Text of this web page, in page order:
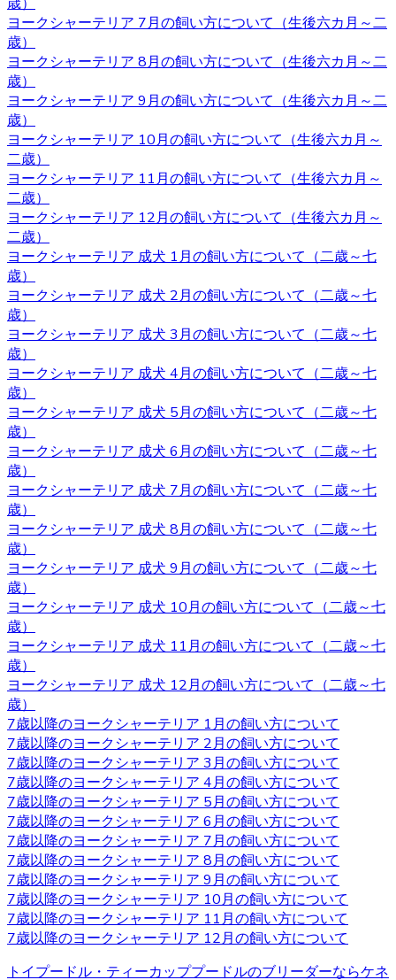
行ってあげられるか不安な人にもおすすめです。しかし、
ヨークシャテリアのストレス発散のためにも、週何回かは
軽めの散歩に連れていってあげるのが良いでしょう。何か
わからないことがありましたら、ヨークシャーテリア専門
のブリーダー・ベベドール にご相談ください。
2020.10.23
ブリーダーから子犬をお迎えする利点は、ペットショップ
とは異なりブリーダーが一匹一匹の健康状態や性格などを
きちんと把握しているというところです。また、育て方な
どで不安があるときには直接ブリーダーに確認することが
できます。子犬を飼うのであれば、お迎えはブリーダーか
らするのが一番です。ベベドールはヨークシャーテリア専
門ブリーダーをしております。ヨークシャーテリアをお迎
えの際にはベベドールにお任せください。
2020.10.16
子犬を購入するにあたって重要なポイントとなるのが、健
康状態やワクチンの接種状況のことです。ベベドールで
は、紹介ページに記載があります通り、ワクチンの接種
や、それと合わせて健康診断も行っておりますので、お客
様の元に元気で健康な猫ちゃんをお届けすることが可能で
す。 ヨークシャーテリア購入をご検討の際は、私どもベベ
ドール にお任せ下さい。
2020.10.9
ベベドールは近鉄河内松原駅の近くに見学スペースがござ
います。お越しの際には駅まで送迎させていただきます。
見学スペースではかわいい子犬たちが皆様をお待ちしてい
ます。突然訪問していただいて見学していただくことはで
きないので、お越しの際にはあらかじめご予約をとってい
ただくようよろしくお願いいたします。ご検討の際にはお
気軽にお問い合わせください。
2020.10.2
ヨークシャーテリアは物覚えが早くしつけやすいと言われ
ています。気の強さと頑固さを持ちあわせるので、しっか
りとしつけてあげてください。 飼い主がリーダーだという
ことを示すことで、主従関係を構築したうえで信頼関係を
結ぶことができます。 自分のテリトリーをしっかりと守ろ
うとするので、番犬としても適しています。吠え癖を持っ
た犬もいますが、しつけで矯正できるので心配はいりませ
ん。しつけやヨークシャーテリアについてお悩みの際は、
是非当店にご相談下さい。
2020.9.25
ヨーキーといった愛称で広く親しまれています。 非常に細
ヨークシャーテリア 7月の飼い方について（生後六カ月～二
歳）
ヨークシャーテリア 8月の飼い方について（生後六カ月～二
歳）
ヨークシャーテリア 9月の飼い方について（生後六カ月～二
歳）
ヨークシャーテリア 10月の飼い方について（生後六カ月～
二歳）
ヨークシャーテリア 11月の飼い方について（生後六カ月～
二歳）
ヨークシャーテリア 12月の飼い方について（生後六カ月～
二歳）
ヨークシャーテリア 成犬 1月の飼い方について（二歳～七
歳）
ヨークシャーテリア 成犬 2月の飼い方について（二歳～七
歳）
ヨークシャーテリア 成犬 3月の飼い方について（二歳～七
歳）
ヨークシャーテリア 成犬 4月の飼い方について（二歳～七
歳）
ヨークシャーテリア 成犬 5月の飼い方について（二歳～七
歳）
ヨークシャーテリア 成犬 6月の飼い方について（二歳～七
歳）
ヨークシャーテリア 成犬 7月の飼い方について（二歳～七
歳）
ヨークシャーテリア 成犬 8月の飼い方について（二歳～七
歳）
ヨークシャーテリア 成犬 9月の飼い方について（二歳～七
歳）
ヨークシャーテリア 成犬 10月の飼い方について（二歳～七
歳）
ヨークシャーテリア 成犬 11月の飼い方について（二歳～七
歳）
ヨークシャーテリア 成犬 12月の飼い方について（二歳～七
歳）
7歳以降のヨークシャーテリア 1月の飼い方について
7歳以降のヨークシャーテリア 2月の飼い方について
7歳以降のヨークシャーテリア 3月の飼い方について
7歳以降のヨークシャーテリア 4月の飼い方について
7歳以降のヨークシャーテリア 5月の飼い方について
7歳以降のヨークシャーテリア 6月の飼い方について
7歳以降のヨークシャーテリア 7月の飼い方について
7歳以降のヨークシャーテリア 8月の飼い方について
7歳以降のヨークシャーテリア 9月の飼い方について
7歳以降のヨークシャーテリア 10月の飼い方について
7歳以降のヨークシャーテリア 11月の飼い方について
7歳以降のヨークシャーテリア 12月の飼い方について
トイプードル・ティーカッププードルのブリーダーならケネ